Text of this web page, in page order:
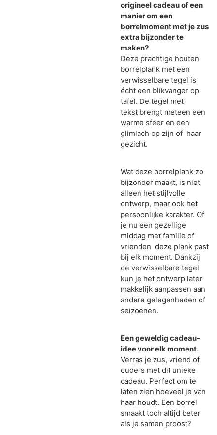
origineel cadeau of een
manier om een
borrelmoment met je zus
extra bijzonder te
maken?
Deze prachtige houten
borrelplank met een
verwisselbare tegel is
écht een blikvanger op
tafel. De tegel met
tekst brengt meteen een
warme sfeer en een
glimlach op zijn of haar
gezicht.
Wat deze borrelplank zo
bijzonder maakt, is niet
alleen het stijlvolle
ontwerp, maar ook het
persoonlijke karakter. Of
je nu een gezellige
middag met familie of
vrienden deze plank past
bij elk moment. Dankzij
de verwisselbare tegel
kun je het ontwerp later
makkelijk aanpassen aan
andere gelegenheden of
seizoenen.
Een geweldig cadeau-
idee voor elk moment.
Verras je zus, vriend of
ouders met dit unieke
cadeau. Perfect om te
laten zien hoeveel je van
haar houdt. Een borrel
smaakt toch altijd beter
als je samen proost?